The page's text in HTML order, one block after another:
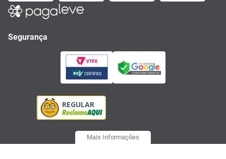
Segurança
Mais Informações